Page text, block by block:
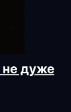
не дуже